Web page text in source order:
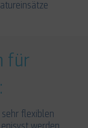
für
sehr flexiblen